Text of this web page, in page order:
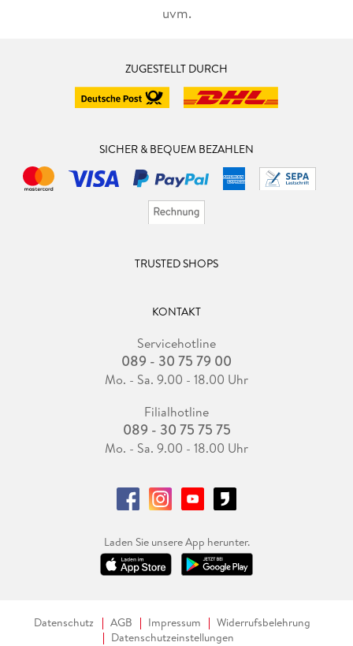
uvm.
ZUGESTELLT DURCH
SICHER & BEQUEM BEZAHLEN
TRUSTED SHOPS
KONTAKT
Servicehotline
089 - 30 75 79 00
Mo. - Sa. 9.00 - 18.00 Uhr
Filialhotline
089 - 30 75 75 75
Mo. - Sa. 9.00 - 18.00 Uhr
Laden Sie unsere App herunter.
Datenschutz AGB Impressum
Widerrufsbelehrung
Datenschutzeinstellungen